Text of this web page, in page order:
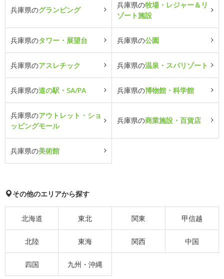
兵庫県のグランピング
兵庫県の牧場・レジャー＆リ
ゾート施設
兵庫県のタワー・展望台 兵庫県の公園
兵庫県のアスレチック 兵庫県の温泉・スパリゾート
兵庫県の道の駅・SA/PA 兵庫県の博物館・科学館
兵庫県のアウトレット・ショ
ッピングモール
兵庫県の商業施設・百貨店
兵庫県の美術館
その他のエリアから探す
北海道 東北 関東 甲信越
北陸 東海 関西 中国
四国 九州・沖縄